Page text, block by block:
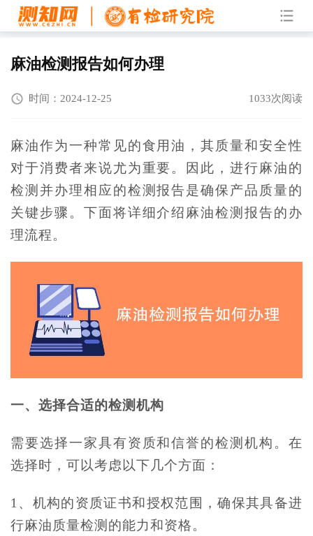
麻油检测报告如何办理
时间：2024-12-25 1033次阅读
麻油作为一种常见的食用油，其质量和安全性
对于消费者来说尤为重要。因此，进行麻油的
检测并办理相应的检测报告是确保产品质量的
关键步骤。下面将详细介绍麻油检测报告的办
理流程。
一、选择合适的检测机构
需要选择一家具有资质和信誉的检测机构。在
选择时，可以考虑以下几个方面：
1、机构的资质证书和授权范围，确保其具备进
行麻油质量检测的能力和资格。